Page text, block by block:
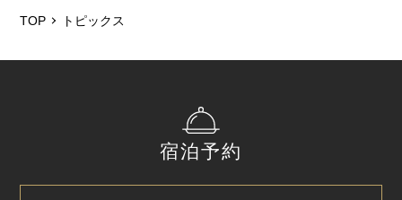
2025/12
TOP トピックス
宿泊予約